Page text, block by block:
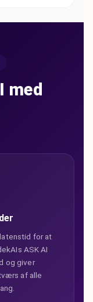
med
for at
ASK AI
og giver
af alle